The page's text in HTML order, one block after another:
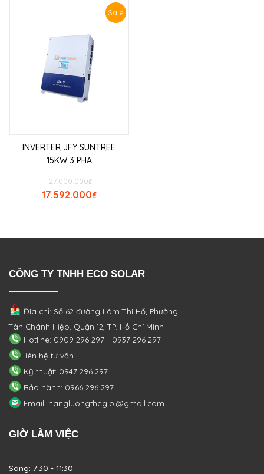
Sale
INVERTER JFY SUNTREE
15KW 3 PHA
₫
27.000.000
₫
17.592.000
CÔNG TY TNHH ECO SOLAR
Địa chỉ: Số 62 đường Lâm Thị Hố, Phường
Tân Chánh Hiệp, Quận 12, TP. Hồ Chí Minh
Hotline: 0909 296 297 - 0937 296 297
Liên hệ tư vấn
Kỹ thuật: 0947 296 297
Bảo hành: 0966 296 297
Email: nangluongthegioi@gmail.com
GIỜ LÀM VIỆC
Sáng: 7:30 - 11:30